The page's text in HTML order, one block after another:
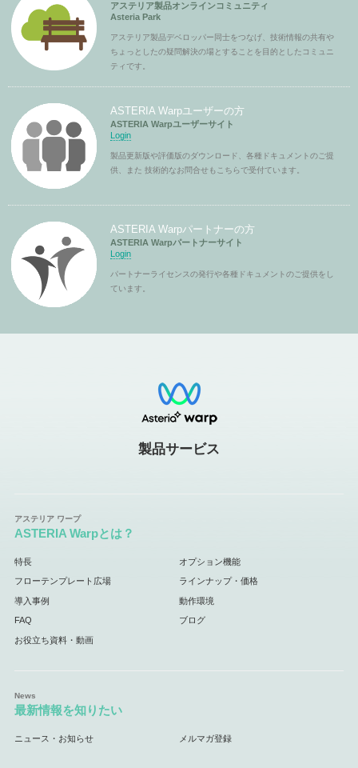
アステリア製品オンラインコミュニティ
Asteria Park
アステリア製品デベロッパー同士をつなげ、技術情報の共有や
ちょっとしたの疑問解決の場とすることを目的としたコミュニ
ティです。
ASTERIA Warpユーザーの方
ASTERIA Warpユーザーサイト
Login
製品更新版や評価版のダウンロード、各種ドキュメントのご提
供、また 技術的なお問合せもこちらで受付ています。
ASTERIA Warpパートナーの方
ASTERIA Warpパートナーサイト
Login
パートナーライセンスの発行や各種ドキュメントのご提供をし
ています。
製品サービス
ASTERIA Warpとは？
特長 オプション機能
フローテンプレート広場 ラインナップ・価格
導入事例 動作環境
FAQ ブログ
お役立ち資料・動画
最新情報を知りたい
ニュース・お知らせ メルマガ登録